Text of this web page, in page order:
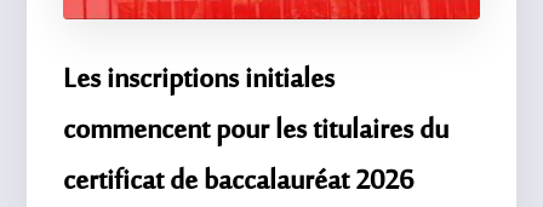
Les inscriptions initiales
commencent pour les titulaires du
certificat de baccalauréat 2026